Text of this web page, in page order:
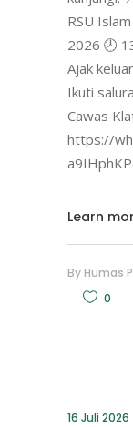
RSU
2026 🕗
Ajak
Ikuti
Cawas
https://
Learn
By Humas
0
16 Juli 2026